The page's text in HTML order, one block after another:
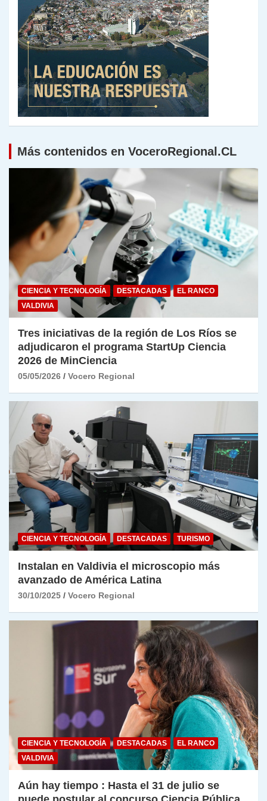
Más contenidos en VoceroRegional.CL
CIENCIA Y TECNOLOGÍA DESTACADAS
EL RANCO
VALDIVIA
Tres iniciativas de la región de Los Ríos se
adjudicaron el programa StartUp Ciencia
2026 de MinCiencia
05/05/2026 Vocero Regional
CIENCIA Y TECNOLOGÍA DESTACADAS TURISMO
Instalan en Valdivia el microscopio más
avanzado de América Latina
30/10/2025 Vocero Regional
CIENCIA Y TECNOLOGÍA DESTACADAS
EL RANCO
VALDIVIA
Aún hay tiempo : Hasta el 31 de julio se